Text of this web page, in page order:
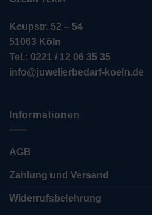
Keupstr. 52 – 54
51063 Köln
Tel.: 0221 / 12 06 35 35
info@juwelierbedarf-koeln.de
Informationen
AGB
Zahlung und Versand
Widerrufsbelehrung